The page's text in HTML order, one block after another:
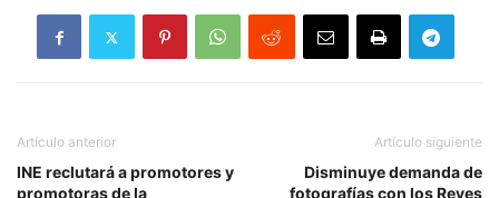
Artículo anterior
INE reclutará a promotores y
promotoras de la
Artículo siguiente
Disminuye demanda de
fotografías con los Reyes